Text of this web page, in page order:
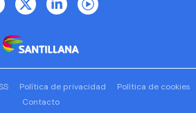
Política de privacidad
Política de cookies
Contacto